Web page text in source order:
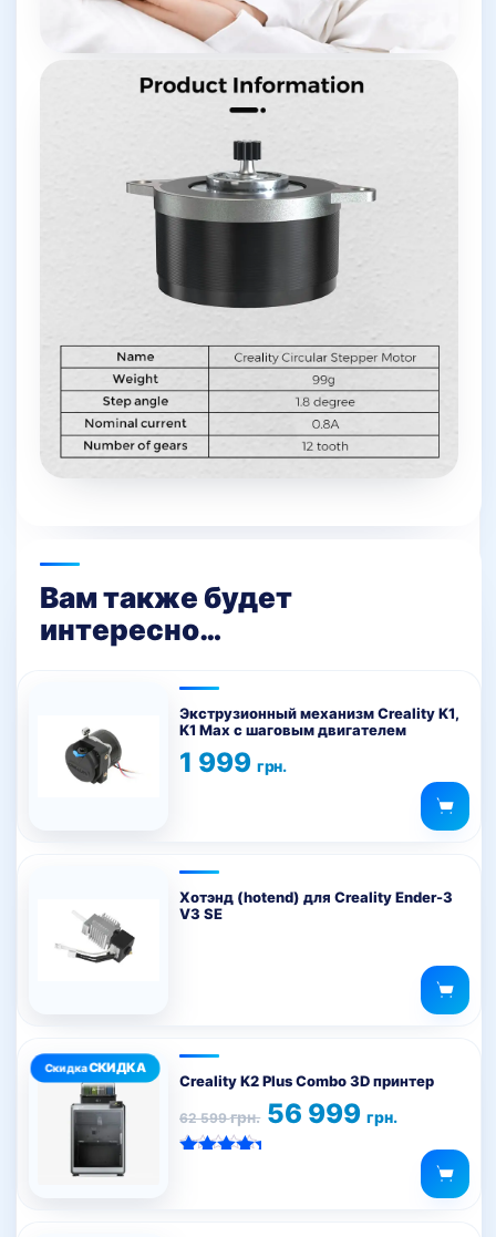
Вам также будет
интересно…
Экструзионный механизм Creality K1,
K1 Max с шаговым двигателем
1 999 грн.
Хотэнд (hotend) для Creality Ender-3
V3 SE
Creality K2 Plus Combo 3D принтер
62 599грн.
Первоначальная
цена
составляла
56 999 грн.
Текущая
цена:
56